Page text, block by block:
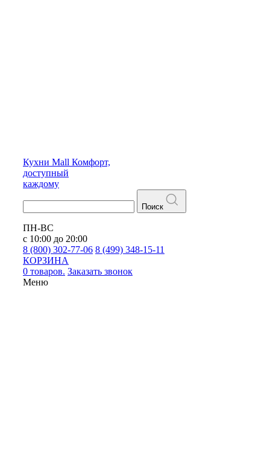
Кухни Mall Комфорт,
доступный
каждому
Поиск
ПН-ВС
с 10:00 до 20:00
8 (800) 302-77-06 8 (499) 348-15-11
КОРЗИНА
0 товаров. Заказать звонок
Меню